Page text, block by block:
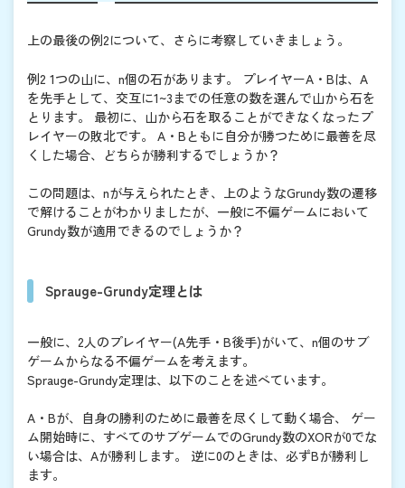
上の最後の例2について、さらに考察していきましょう。
例2 1つの山に、n個の石があります。 プレイヤーA・Bは、A
を先手として、交互に1~3までの任意の数を選んで山から石を
とります。 最初に、山から石を取ることができなくなったプ
レイヤーの敗北です。 A・Bともに自分が勝つために最善を尽
くした場合、どちらが勝利するでしょうか？
この問題は、nが与えられたとき、上のようなGrundy数の遷移
で解けることがわかりましたが、一般に不偏ゲームにおいて
Grundy数が適用できるのでしょうか？
Sprauge-Grundy定理とは
一般に、2人のプレイヤー(A先手・B後手)がいて、n個のサブ
ゲームからなる不偏ゲームを考えます。
Sprauge-Grundy定理は、以下のことを述べています。
A・Bが、自身の勝利のために最善を尽くして動く場合、 ゲー
ム開始時に、すべてのサブゲームでのGrundy数のXORが0でな
い場合は、Aが勝利します。 逆に0のときは、必ずBが勝利し
ます。